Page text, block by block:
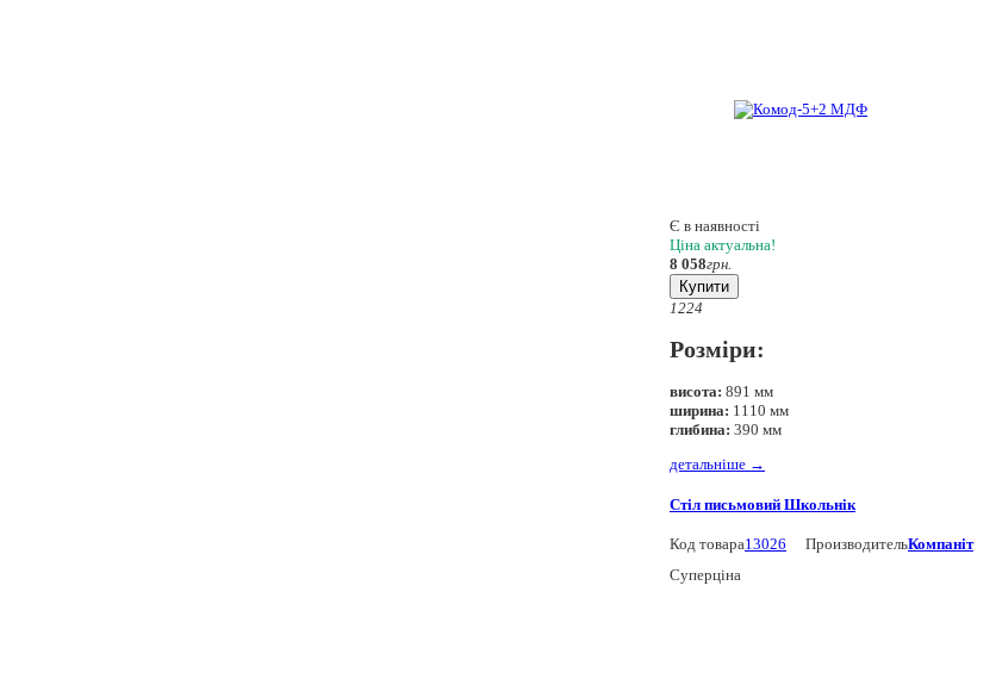
Є в наявності
Ціна актуальна!
8 058грн.
Купити
1224
Розміри:
висота: 891 мм
ширина: 1110 мм
глибина: 390 мм
детальніше →
Стіл письмовий Школьнік
Код товара13026 ПроизводительКомпаніт
Суперціна